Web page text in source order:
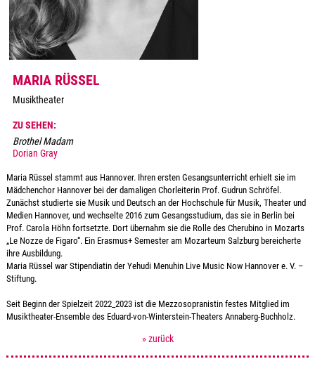
MARIA RÜSSEL
Musiktheater
ZU SEHEN:
Brothel Madam
Dorian Gray
Maria Rüssel stammt aus Hannover. Ihren ersten Gesangsunterricht erhielt sie im
Mädchenchor Hannover bei der damaligen Chorleiterin Prof. Gudrun Schröfel.
Zunächst studierte sie Musik und Deutsch an der Hochschule für Musik, Theater und
Medien Hannover, und wechselte 2016 zum Gesangsstudium, das sie in Berlin bei
Prof. Carola Höhn fortsetzte. Dort übernahm sie die Rolle des Cherubino in Mozarts
„Le Nozze de Figaro“. Ein Erasmus+ Semester am Mozarteum Salzburg bereicherte
ihre Ausbildung.
Maria Rüssel war Stipendiatin der Yehudi Menuhin Live Music Now Hannover e. V. –
Stiftung.
Seit Beginn der Spielzeit 2022_2023 ist die Mezzosopranistin festes Mitglied im
Musiktheater-Ensemble des Eduard-von-Winterstein-Theaters Annaberg-Buchholz.
» zurück